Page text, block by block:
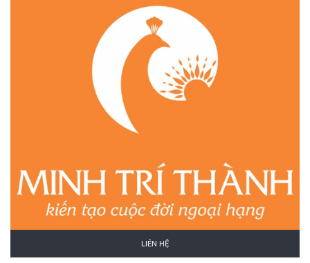
LIÊN HỆ